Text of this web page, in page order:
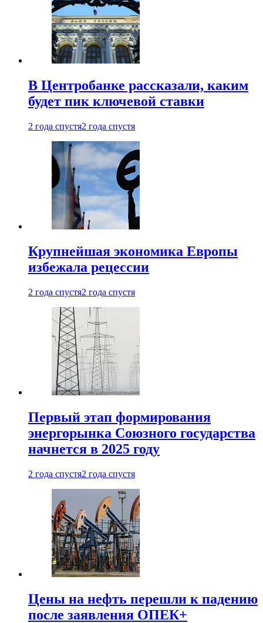
В Центробанке рассказали, каким
будет пик ключевой ставки
2 года спустя2 года спустя
Крупнейшая экономика Европы
избежала рецессии
2 года спустя2 года спустя
Первый этап формирования
энергорынка Союзного государства
начнется в 2025 году
2 года спустя2 года спустя
Цены на нефть перешли к падению
после заявления ОПЕК+